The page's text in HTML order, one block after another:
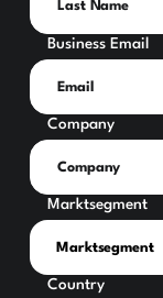
Business Email
Company
Marktsegment
Country